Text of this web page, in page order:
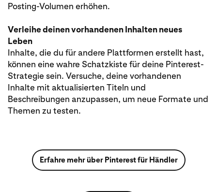
Posting-Volumen erhöhen.
Verleihe deinen vorhandenen Inhalten neues
Leben
Inhalte, die du für andere Plattformen erstellt hast,
können eine wahre Schatzkiste für deine Pinterest-
Strategie sein. Versuche, deine vorhandenen
Inhalte mit aktualisierten Titeln und
Beschreibungen anzupassen, um neue Formate und
Themen zu testen.
Erfahre mehr über Pinterest für Händler